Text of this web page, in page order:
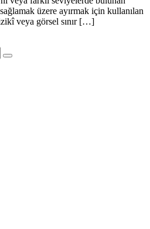
üzere ayırmak için kullanılan
veya görsel sınır […]